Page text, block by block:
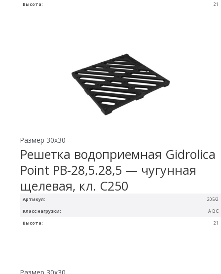
Высота: 21
Артикул: 205/2
Высота: 21
Класс нагрузки: A B C
Размер 30х30
Решетка водоприемная Gidrolica
Point РВ-28,5.28,5 — чугунная
щелевая, кл. С250